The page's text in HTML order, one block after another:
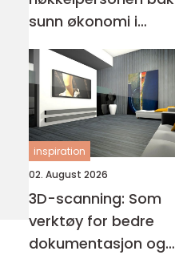
sunn økonomi i
bedriften
inspiration
02. August 2026
3D-scanning: Som
verktøy for bedre
dokumentasjon og